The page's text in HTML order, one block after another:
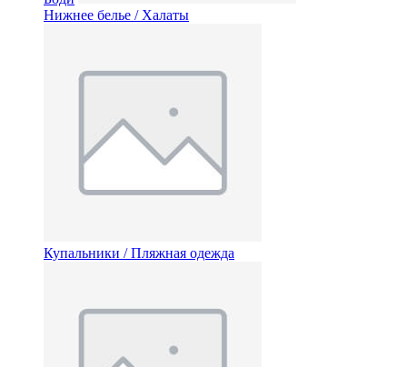
Нижнее белье / Халаты
Купальники / Пляжная одежда